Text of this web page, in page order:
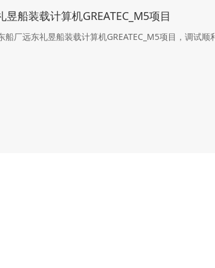
船装载计算机GREATEC_M5项目
厂远东礼昱船装载计算机GREATEC_M5项目，调试顺